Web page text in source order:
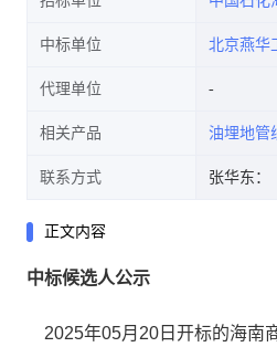
中标单位 北京燕华
代理单位
相关产品 油埋地管
联系方式 张华东：
正文内容
中标候选人公示
2025年05月20日开标的海南